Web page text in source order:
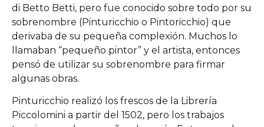
di Betto Betti, pero fue conocido sobre todo por su
sobrenombre (Pinturicchio o Pintoricchio) que
derivaba de su pequeña complexión. Muchos lo
llamaban “pequeño pintor” y el artista, entonces
pensó de utilizar su sobrenombre para firmar
algunas obras.
Pinturicchio realizó los frescos de la Librería
Piccolomini a partir del 1502, pero los trabajos